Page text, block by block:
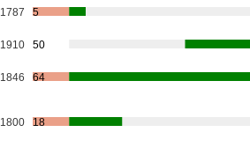
1787 5
1910 50
1846 64
1800 18